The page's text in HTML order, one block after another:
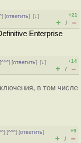
] [ответить][↓]
+21
+ / –
Enterprise
^^^] [ответить][↓]
+14
+ / –
в том числе
] [^^^] [ответить]
+9
+ / –